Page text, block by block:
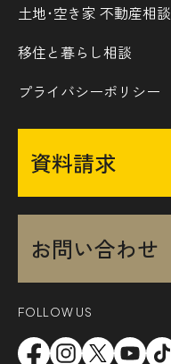
土地･空き家 不動産相談
移住と暮らし相談
プライバシーポリシー
資料請求
お問い合わせ
FOLLOW US